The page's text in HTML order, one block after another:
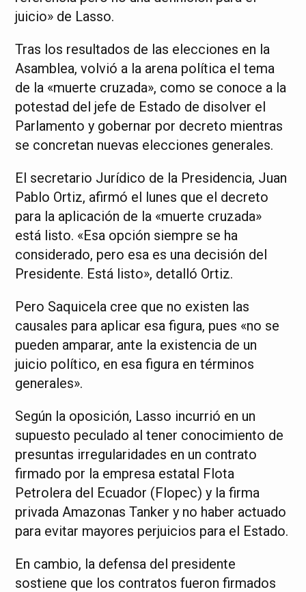
juicio» de Lasso.
Tras los resultados de las elecciones en la
Asamblea, volvió a la arena política el tema
de la «muerte cruzada», como se conoce a la
potestad del jefe de Estado de disolver el
Parlamento y gobernar por decreto mientras
se concretan nuevas elecciones generales.
El secretario Jurídico de la Presidencia, Juan
Pablo Ortiz, afirmó el lunes que el decreto
para la aplicación de la «muerte cruzada»
está listo. «Esa opción siempre se ha
considerado, pero esa es una decisión del
Presidente. Está listo», detalló Ortiz.
Pero Saquicela cree que no existen las
causales para aplicar esa figura, pues «no se
pueden amparar, ante la existencia de un
juicio político, en esa figura en términos
generales».
Según la oposición, Lasso incurrió en un
supuesto peculado al tener conocimiento de
presuntas irregularidades en un contrato
firmado por la empresa estatal Flota
Petrolera del Ecuador (Flopec) y la firma
privada Amazonas Tanker y no haber actuado
para evitar mayores perjuicios para el Estado.
En cambio, la defensa del presidente
sostiene que los contratos fueron firmados